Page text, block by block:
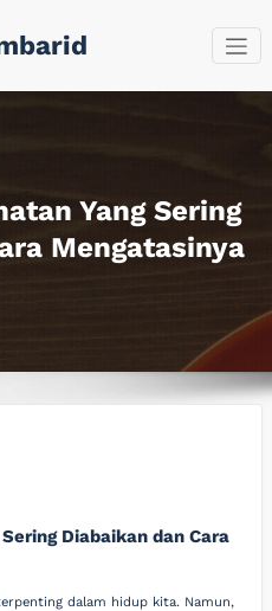
Yang Sering
Mengatasinya
Diabaikan dan Cara
dalam hidup kita. Namun,